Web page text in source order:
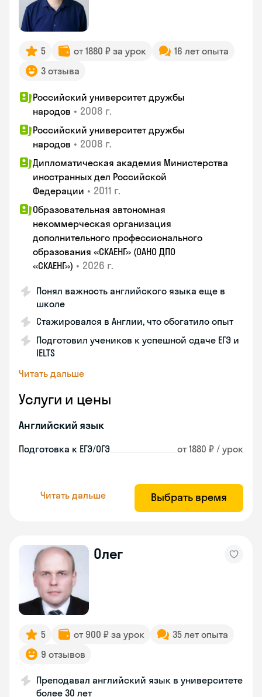
5 от 1880 ₽ за урок
16 лет опыта
3 отзыва
Российский университет дружбы
народов • 2008 г.
Российский университет дружбы
народов • 2008 г.
Дипломатическая академия Министерства
иностранных дел Российской
Федерации • 2011 г.
Образовательная автономная
некоммерческая организация
дополнительного профессионального
образования «СКАЕНГ» (ОАНО ДПО
«СКАЕНГ») • 2026 г.
Понял важность английского языка еще в
школе
Стажировался в Англии, что обогатило опыт
Подготовил учеников к успешной сдаче ЕГЭ и
IELTS
Читать дальше
Услуги и цены
Английский язык
Подготовка к ЕГЭ/ОГЭ от 1880 ₽ / урок
Читать дальше Выбрать время
Олег
5 от 900 ₽ за урок
35 лет опыта
9 отзывов
Преподавал английский язык в университете
более 30 лет